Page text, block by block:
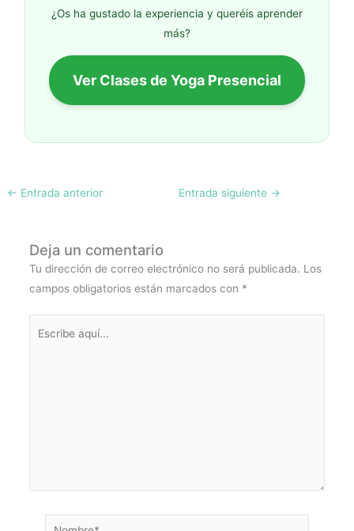
¿Os ha gustado la experiencia y queréis aprender
más?
Ver Clases de Yoga Presencial
← Entrada anterior Entrada siguiente →
Deja un comentario
Tu dirección de correo electrónico no será publicada. Los
campos obligatorios están marcados con *
Nombre*